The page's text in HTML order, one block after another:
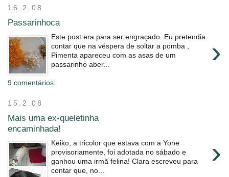
16.2.08
Passarinhoca
›
Este post era para ser engraçado. Eu pretendia
contar que na véspera de soltar a pomba ,
Pimenta apareceu com as asas de um
passarinho aber...
9 comentários:
15.2.08
Mais uma ex-queletinha
encaminhada!
›
Keiko, a tricolor que estava com a Yone
provisoriamente, foi adotada no sábado e
ganhou uma irmã felina! Clara escreveu para
contar que, no...